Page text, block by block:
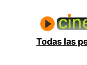
contenidoTodas las